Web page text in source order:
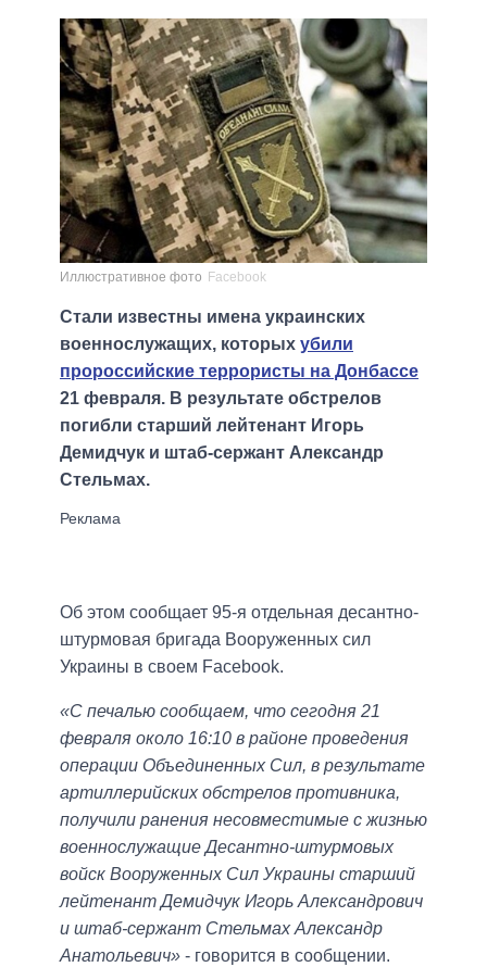
Иллюстративное фото Facebook
Стали известны имена украинских
военнослужащих, которых убили
пророссийские террористы на Донбассе
21 февраля. В результате обстрелов
погибли старший лейтенант Игорь
Демидчук и штаб-сержант Александр
Стельмах.
Об этом сообщает 95-я отдельная десантно-
штурмовая бригада Вооруженных сил
Украины в своем Facebook.
«С печалью сообщаем, что сегодня 21
февраля около 16:10 в районе проведения
операции Объединенных Сил, в результате
артиллерийских обстрелов противника,
получили ранения несовместимые с жизнью
военнослужащие Десантно-штурмовых
войск Вооруженных Сил Украины старший
лейтенант Демидчук Игорь Александрович
и штаб-сержант Стельмах Александр
Анатольевич» - говорится в сообщении.